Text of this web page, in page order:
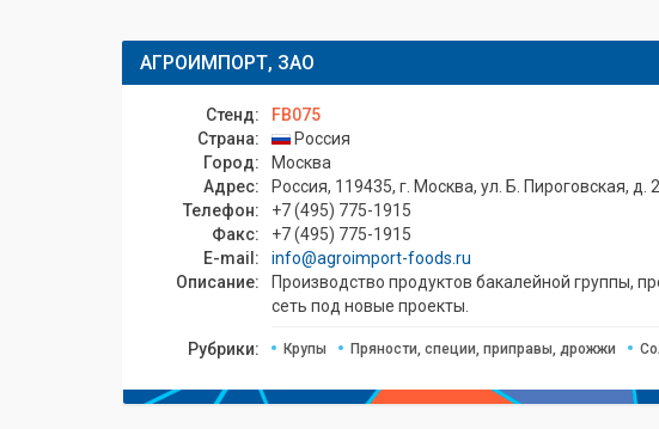
АГРОИМПОРТ, ЗАО
Стенд:
FB075
Страна:
Россия
Город:
Москва
Адрес:
Россия, 119435, г. Москва, ул. Б. Пироговская, д.
Телефон:
+7 (495) 775-1915
Факс:
+7 (495) 775-1915
E-mail:
info@agroimport-foods.ru
Описание:
Производство продуктов бакалейной группы,
сеть под новые проекты.
Рубрики: Крупы Пряности, специи, приправы, дрожжи